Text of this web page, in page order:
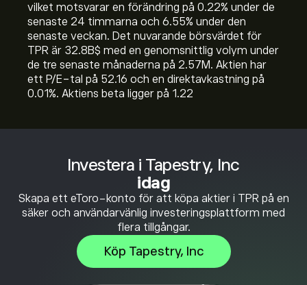
Investera i Tapestry, Inc
idag
Skapa ett eToro-konto för att köpa aktier i TPR på en
säker och användarvänlig investeringsplattform med
flera tillgångar.
Köp Tapestry, Inc
vilket motsvarar en förändring på ‎0.22‎% under de
senaste 24 timmarna och ‎6.55‎% under den
senaste veckan. Det nuvarande börsvärdet för
TPR är 32.8B‎$‎ med en genomsnittlig volym under
de tre senaste månaderna på 2.57M. Aktien har
ett P/E-tal på 52.16 och en direktavkastning på
0.01%. Aktiens beta ligger på 1.22